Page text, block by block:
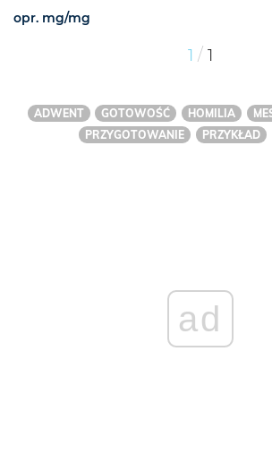
opr. mg/mg
1 / 1
ADWENT GOTOWOŚĆ HOMILIA
PRZYGOTOWANIE
PRZYKŁAD
ad